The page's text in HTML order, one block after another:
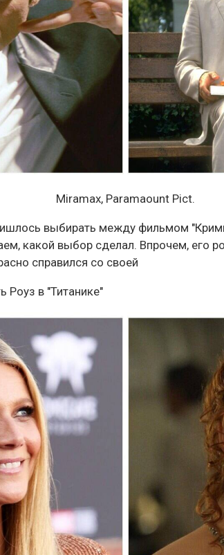
Miramax, Paramaount Pict.
выбирать между фильмом
какой выбор сделал. Впрочем, его
справился со своей
Роуз в "Титанике"